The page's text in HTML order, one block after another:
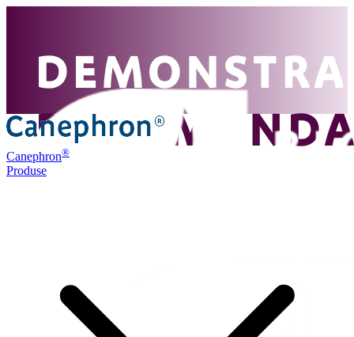
Canephron®
Produse